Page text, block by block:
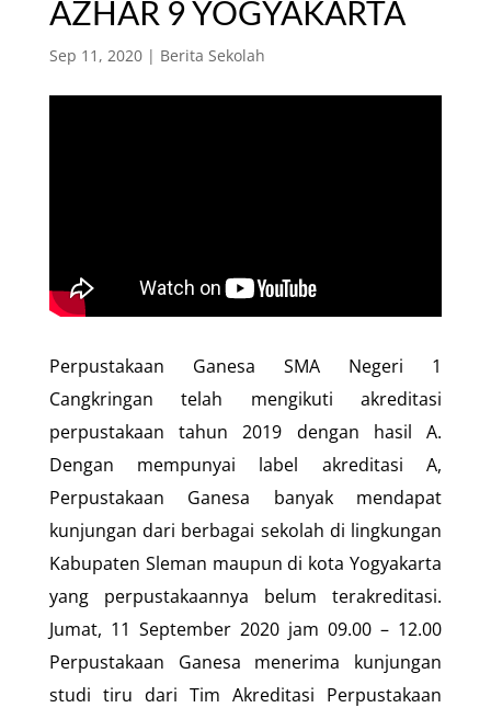
AZHAR 9 YOGYAKARTA
Sep 11, 2020| Berita Sekolah
Perpustakaan Ganesa SMA Negeri 1
Cangkringan telah mengikuti akreditasi
perpustakaan tahun 2019 dengan hasil A.
Dengan mempunyai label akreditasi A,
Perpustakaan Ganesa banyak mendapat
kunjungan dari berbagai sekolah di lingkungan
Kabupaten Sleman maupun di kota Yogyakarta
yang perpustakaannya belum terakreditasi.
Jumat, 11 September 2020 jam 09.00 – 12.00
Perpustakaan Ganesa menerima kunjungan
studi tiru dari Tim Akreditasi Perpustakaan